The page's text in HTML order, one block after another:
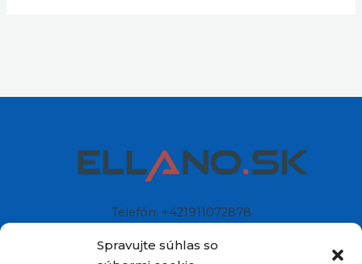
Spravujte súhlas so
Telefón: +421911072878